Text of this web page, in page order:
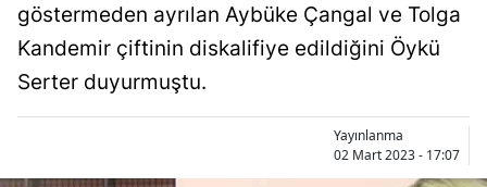
Antalya
Aydın
Balıkesir
göstermeden ayrılan Aybüke Çangal ve Tolga
Kandemir çiftinin diskalifiye edildiğini Öykü
Serter duyurmuştu.
Yayınlanma
02 Mart 2023 - 17:07